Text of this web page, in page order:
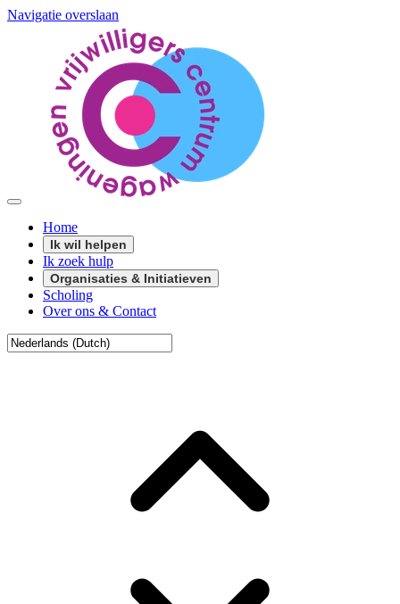
Navigatie overslaan
Home
Ik wil helpen
Ik zoek hulp
Organisaties & Initiatieven
Scholing
Over ons & Contact